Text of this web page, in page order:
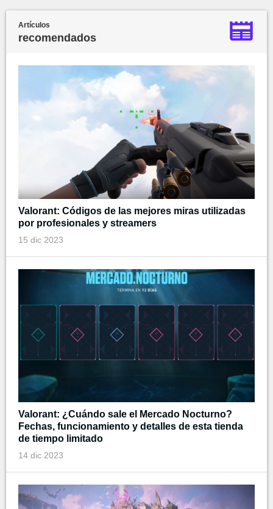
Artículos
recomendados
Valorant: Códigos de las mejores miras utilizadas
por profesionales y streamers
15 dic 2023
Valorant: ¿Cuándo sale el Mercado Nocturno?
Fechas, funcionamiento y detalles de esta tienda
de tiempo limitado
14 dic 2023